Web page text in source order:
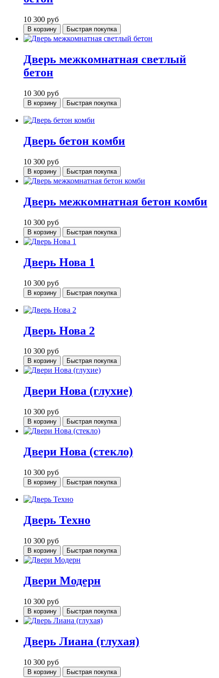
10 300 руб
В корзину Быстрая покупка
Дверь межкомнатная светлый
бетон
10 300 руб
В корзину Быстрая покупка
Дверь бетон комби
10 300 руб
В корзину Быстрая покупка
Дверь межкомнатная бетон комби
10 300 руб
В корзину Быстрая покупка
Дверь Нова 1
10 300 руб
В корзину Быстрая покупка
Дверь Нова 2
10 300 руб
В корзину Быстрая покупка
Двери Нова (глухие)
10 300 руб
В корзину Быстрая покупка
Двери Нова (стекло)
10 300 руб
В корзину Быстрая покупка
Дверь Техно
10 300 руб
В корзину Быстрая покупка
Двери Модерн
10 300 руб
В корзину Быстрая покупка
Дверь Лиана (глухая)
10 300 руб
В корзину Быстрая покупка